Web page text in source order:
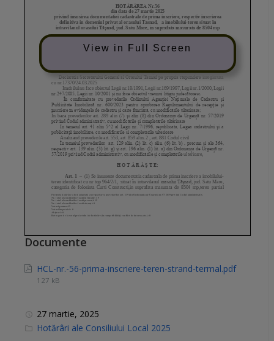
View in Full Screen
Documente
HCL-nr.-56-prima-inscriere-teren-strand-termal.pdf
127 kB
27 martie, 2025
C
Hotărâri ale Consiliului Local 2025